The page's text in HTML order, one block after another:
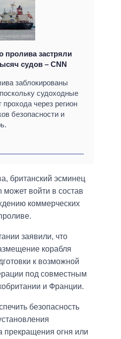
пролива застряли
судов – CNN
заблокированы
судоходные
прохода через регион
безопасности и
британский эсминец
может войти в состав
коммерческих
заявили, что
корабля
к возможной
под совместным
и Франции.
безопасность
прекращения огня или